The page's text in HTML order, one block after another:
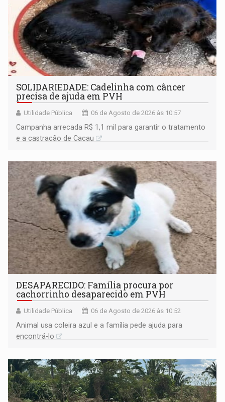
SOLIDARIEDADE: Cadelinha com câncer
precisa de ajuda em PVH
Utilidade Pública 06 de Agosto de 2026 às 10:57
Campanha arrecada R$ 1,1 mil para garantir o tratamento
e a castração de Cacau
DESAPARECIDO: Família procura por
cachorrinho desaparecido em PVH
Utilidade Pública 06 de Agosto de 2026 às 10:52
Animal usa coleira azul e a família pede ajuda para
encontrá-lo